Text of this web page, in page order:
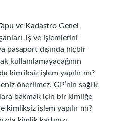
ve Kadastro Genel
iş ve işlemlerini
pasaport dışında hiçbir
kullanılamayacağının
kimliksiz işlem yapılır mı?
önerilmez. GP’nin sağlık
bakmak için bir kimliğe
kimliksiz işlem yapılır mı?